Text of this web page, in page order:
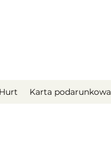
Hurt Karta podarunkowa